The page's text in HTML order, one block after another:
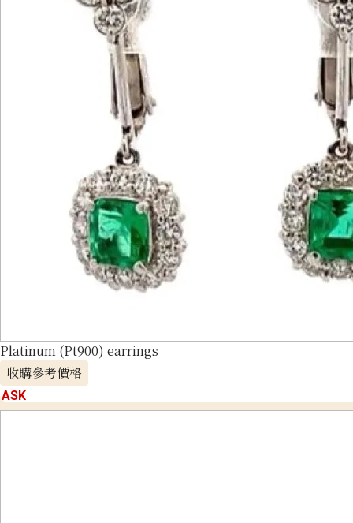
Platinum (Pt900) earrings
收購參考價格
ASK